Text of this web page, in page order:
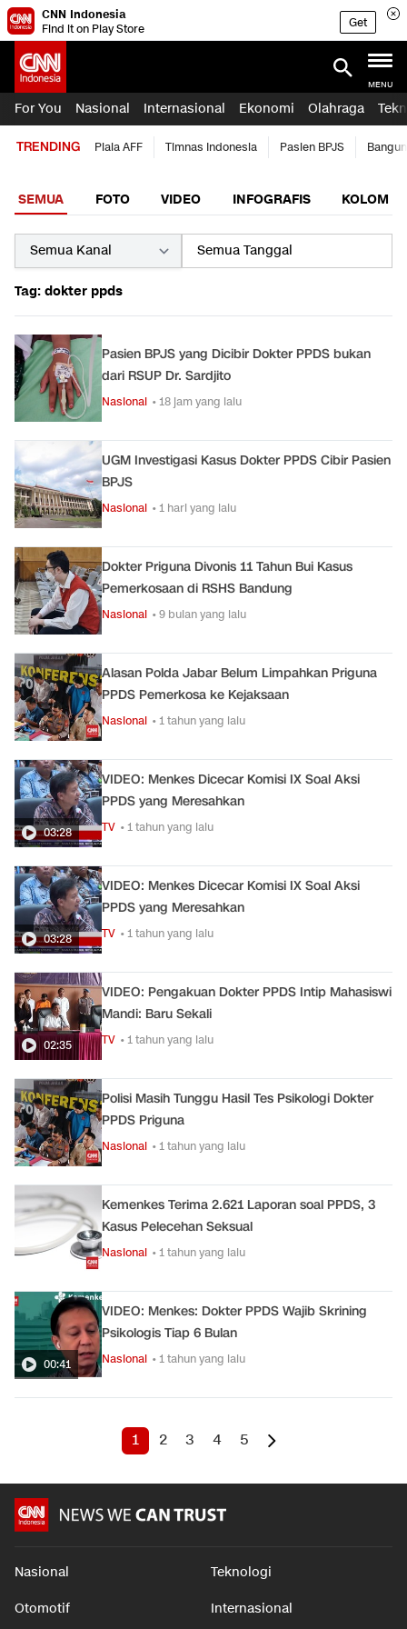
CNN Indonesia
Find it on Play Store
Get
MENU
For You Nasional Internasional Ekonomi Olahraga
TRENDING Piala AFF Timnas Indonesia Pasien BPJS
SEMUA FOTO VIDEO INFOGRAFIS KOLOM
Tag: dokter ppds
Pasien BPJS yang Dicibir Dokter PPDS bukan
dari RSUP Dr. Sardjito
Nasional • 18 jam yang lalu
UGM Investigasi Kasus Dokter PPDS Cibir Pasien
BPJS
Nasional • 1 hari yang lalu
Dokter Priguna Divonis 11 Tahun Bui Kasus
Pemerkosaan di RSHS Bandung
Nasional • 9 bulan yang lalu
Alasan Polda Jabar Belum Limpahkan Priguna
PPDS Pemerkosa ke Kejaksaan
Nasional • 1 tahun yang lalu
03:28
VIDEO: Menkes Dicecar Komisi IX Soal Aksi
PPDS yang Meresahkan
TV • 1 tahun yang lalu
03:28
VIDEO: Menkes Dicecar Komisi IX Soal Aksi
PPDS yang Meresahkan
TV • 1 tahun yang lalu
02:35
VIDEO: Pengakuan Dokter PPDS Intip Mahasiswi
Mandi: Baru Sekali
TV • 1 tahun yang lalu
Polisi Masih Tunggu Hasil Tes Psikologi Dokter
PPDS Priguna
Nasional • 1 tahun yang lalu
Kemenkes Terima 2.621 Laporan soal PPDS, 3
Kasus Pelecehan Seksual
Nasional • 1 tahun yang lalu
00:41
VIDEO: Menkes: Dokter PPDS Wajib Skrining
Psikologis Tiap 6 Bulan
Nasional • 1 tahun yang lalu
1 2 3 4 5
Nasional Teknologi
Otomotif Internasional